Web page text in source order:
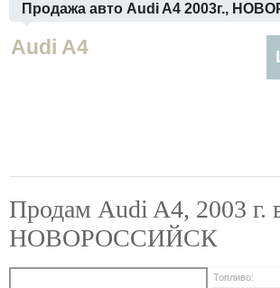
Продажа авто Audi A4 2003г.,
Audi A4
Продам Audi A4, 2003 г.
НОВОРОССИЙСК
Топливо: